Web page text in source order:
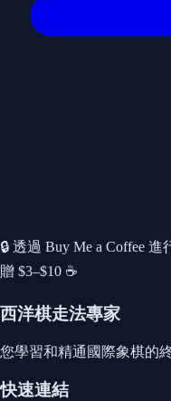
🔒 透過 Buy Me a Coffee
贈 $3–$10 ☕
西洋棋走法專家
您學習和精通國際象棋的
快速連結